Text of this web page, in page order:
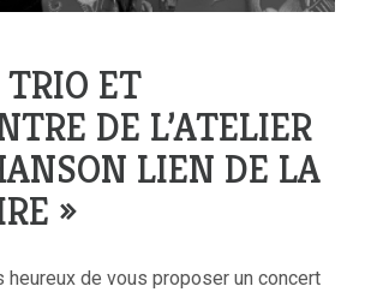
ET
DE L’ATELIER
LIEN DE LA
»
heureux de vous proposer un concert